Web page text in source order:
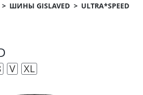
ШИНЫ GISLAVED ULTRA*SPEED
V XL